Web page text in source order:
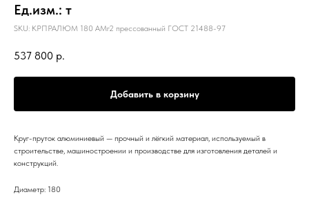
Ед.изм.: т
SKU: КРПРАЛЮМ 180 АМг2 прессованный ГОСТ 21488-97
537 800 р.
Добавить в корзину
Круг-пруток алюминиевый — прочный и лёгкий материал, используемый в
строительстве, машиностроении и производстве для изготовления деталей и
конструкций.
Диаметр: 180